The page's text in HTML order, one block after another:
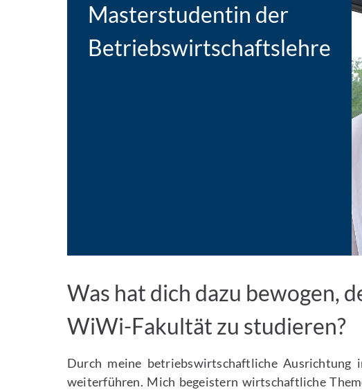
Masterstudentin der
Betriebswirtschaftslehre
Was hat dich dazu bewogen,
WiWi-Fakultät zu studieren?
Durch meine betriebswirtschaftliche
weiterführen. Mich begeistern wirtschaftliche